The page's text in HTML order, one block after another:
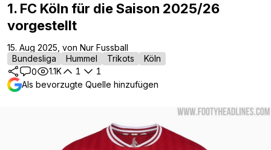
1. FC Köln für die Saison 2025/26
vorgestellt
15. Aug 2025, von Nur Fussball
Bundesliga
Hummel Trikots
Köln
0
1.1K 1
1
Als bevorzugte Quelle hinzufügen